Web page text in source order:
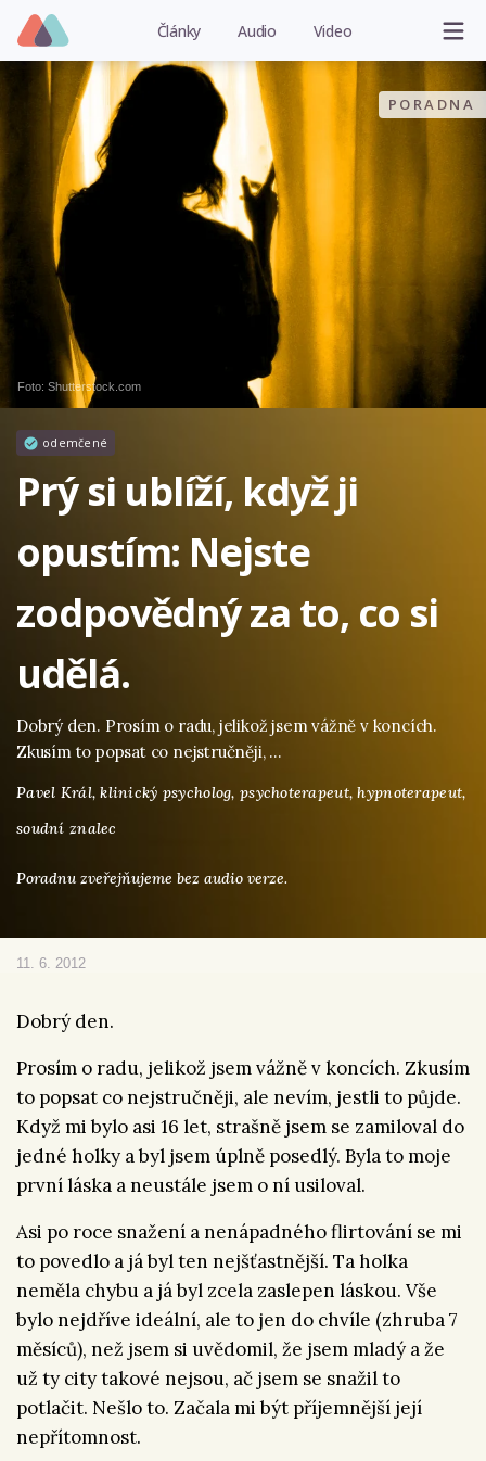
Články Audio Video
PORADNA
Foto: Shutterstock.com
odemčené
Prý si ublíží, když ji
opustím: Nejste
zodpovědný za to, co si
udělá.
Dobrý den. Prosím o radu, jelikož jsem vážně v koncích.
Zkusím to popsat co nejstručněji, …
Pavel Král,klinický psycholog, psychoterapeut, hypnoterapeut,
soudní znalec
Poradnu zveřejňujeme bez audio verze.
11. 6. 2012
Dobrý den.
Prosím o radu, jelikož jsem vážně v koncích. Zkusím
to popsat co nejstručněji, ale nevím, jestli to půjde.
Když mi bylo asi 16 let, strašně jsem se zamiloval do
jedné holky a byl jsem úplně posedlý. Byla to moje
první láska a neustále jsem o ní usiloval.
Asi po roce snažení a nenápadného flirtování se mi
to povedlo a já byl ten nejšťastnější. Ta holka
neměla chybu a já byl zcela zaslepen láskou. Vše
bylo nejdříve ideální, ale to jen do chvíle (zhruba 7
měsíců), než jsem si uvědomil, že jsem mladý a že
už ty city takové nejsou, ač jsem se snažil to
potlačit. Nešlo to. Začala mi být příjemnější její
nepřítomnost.